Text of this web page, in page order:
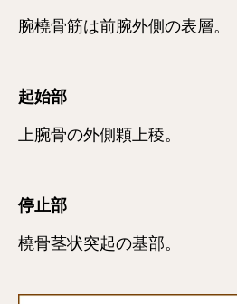
腕橈骨筋は前腕外側の表層。
起始部
上腕骨の外側顆上稜。
停止部
橈骨茎状突起の基部。